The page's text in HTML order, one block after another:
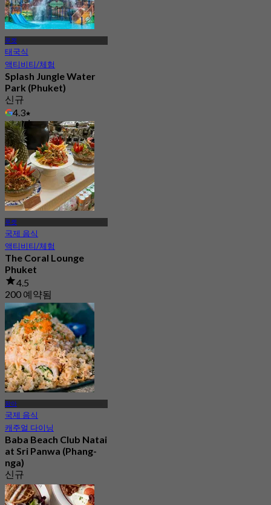
푸켓
태국식
액티비티/체험
Splash Jungle Water
Park (Phuket)
신규
4.3
에서฿ 750
푸켓
국제 음식
액티비티/체험
The Coral Lounge
Phuket
4.5
200 예약됨
에서฿ 650
팡아
국제 음식
캐주얼 다이닝
Baba Beach Club Natai
at Sri Panwa (Phang-
nga)
신규
4.6
에서฿ 1,059